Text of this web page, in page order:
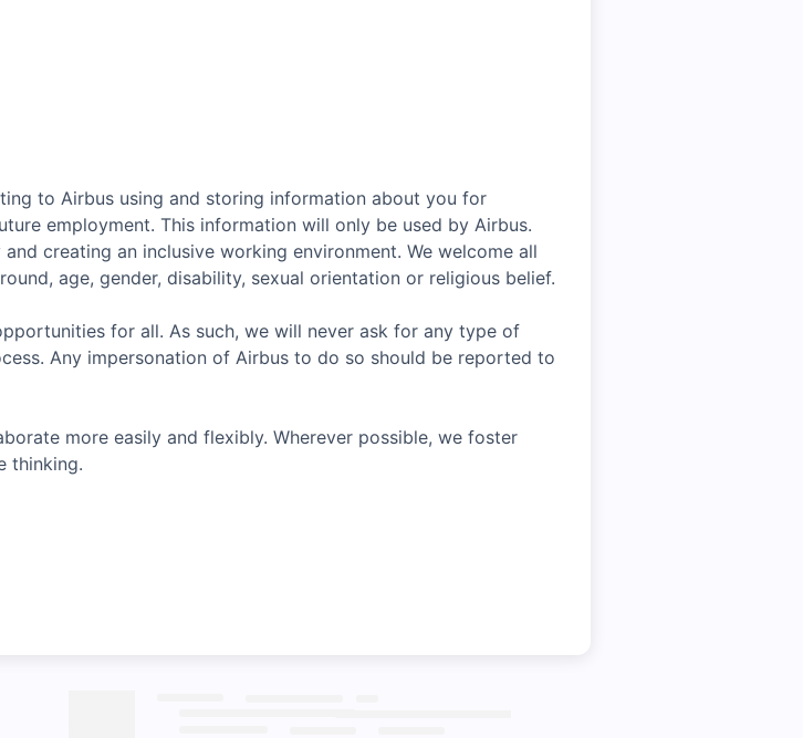
to Airbus using and storing information about you for
employment. This information will only be used by Airbus.
creating an inclusive working environment. We welcome all
age, gender, disability, sexual orientation or religious belief.
for all. As such, we will never ask for any type of
Any impersonation of Airbus to do so should be reported to
more easily and flexibly. Wherever possible, we foster
thinking.